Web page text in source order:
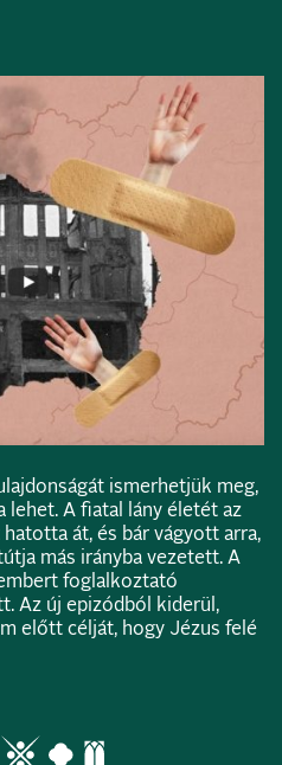
ismerhetjük meg,
lehet. A fiatal lány életét az
át, és bár vágyott arra,
más irányba vezetett. A
foglalkoztató
Az új epizódból kiderül,
előtt célját, hogy Jézus felé